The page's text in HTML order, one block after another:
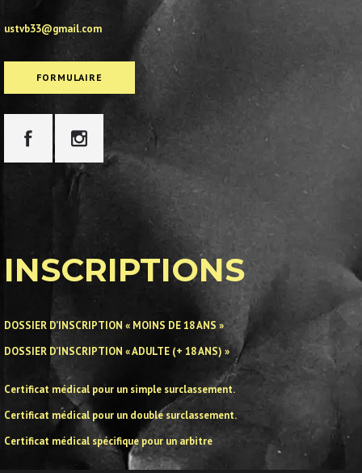
ustvb33@gmail.com
FORMULAIRE
INSCRIPTIONS
DOSSIER D’INSCRIPTION « MOINS DE 18 ANS »
DOSSIER D’INSCRIPTION « ADULTE (+ 18 ANS) »
Certificat médical pour un simple surclassement.
Certificat médical pour un double surclassement.
Certificat médical spécifique pour un arbitre